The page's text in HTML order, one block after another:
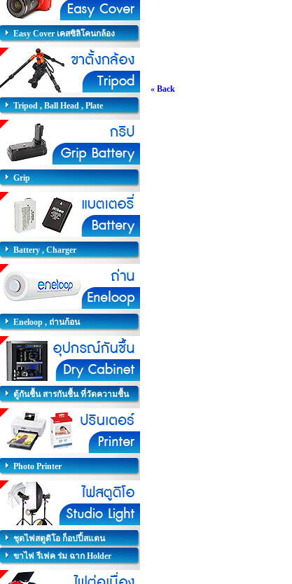
Easy Cover เคสซิลิโคนกล้อง
Tripod , Ball Head , Plate
Grip
Battery , Charger
Eneloop , ถ่านก้อน
ตู้กันชื้น สารกันชื้น ที่วัดความชื้น
Photo Printer
ชุดไฟสตูดิโอ ก็อปปี้สแตน
ขาไฟ รีเฟค ร่ม ฉาก Holder
« Back